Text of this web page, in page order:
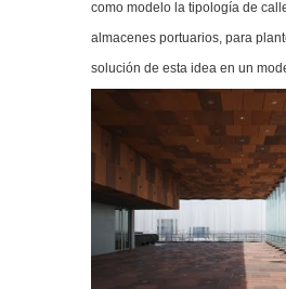
como modelo la tipología de
almacenes portuarios, para
solución de esta idea en un